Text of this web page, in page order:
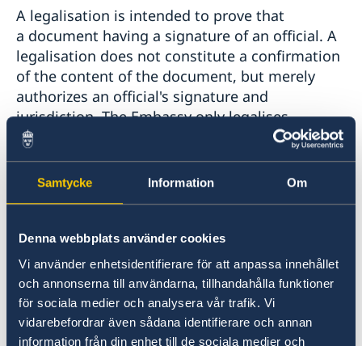
Samtycke Information Om
Denna webbplats använder cookies
Vi använder enhetsidentifierare för att anpassa innehållet
och annonserna till användarna, tillhandahålla funktioner
för sociala medier och analysera vår trafik. Vi
vidarebefordrar även sådana identifierare och annan
information från din enhet till de sociala medier och
News
A legalisation is intended to prove that
a document having a signature of an official. A
legalisation does not constitute a confirmation
of the content of the document, but merely
authorizes an official's signature and
jurisdiction. The Embassy only legalises
documents that are already legalised by the
Ministry of Foreign Affairs of Kuala Lumpur or
by the Swedish Ministry of Foreign Affairs.
example, Extract of Population issued by the
Swedish Tax Agency.
Swedes who need to legalise Extract of
Population have to contact: